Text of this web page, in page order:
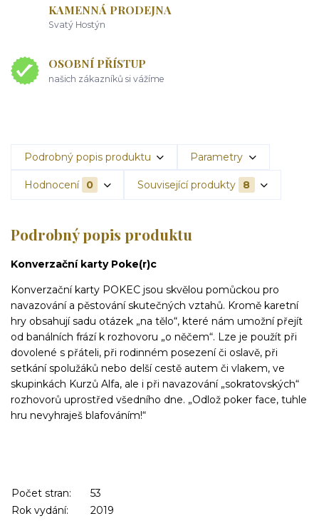
KAMENNÁ PRODEJNA
Svatý Hostýn
OSOBNÍ PŘÍSTUP
našich zákazníků si vážíme
Podrobný popis produktu Parametry
Hodnocení 0 Související produkty 8
Podrobný popis produktu
Konverzační karty Poke(r)c
Konverzační karty POKEC jsou skvělou pomůckou pro
navazování a pěstování skutečných vztahů. Kromě karetní
hry obsahují sadu otázek „na tělo“, které nám umožní přejít
od banálních frází k rozhovoru „o něčem“. Lze je použít při
dovolené s přáteli, při rodinném posezení či oslavě, při
setkání spolužáků nebo delší cestě autem či vlakem, ve
skupinkách Kurzů Alfa, ale i při navazování „sokratovských“
rozhovorů uprostřed všedního dne. „Odlož poker face, tuhle
hru nevyhraješ blafováním!“
Počet stran:
53
Rok vydání:
2019